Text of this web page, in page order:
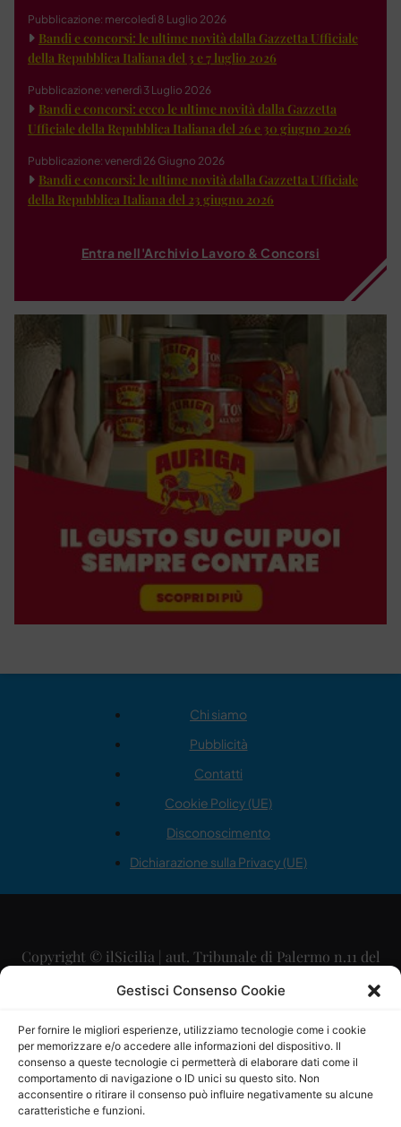
Gestisci Consenso Cookie
Per fornire le migliori esperienze, utilizziamo tecnologie come i cookie
per memorizzare e/o accedere alle informazioni del dispositivo. Il
consenso a queste tecnologie ci permetterà di elaborare dati come il
comportamento di navigazione o ID unici su questo sito. Non
acconsentire o ritirare il consenso può influire negativamente su alcune
caratteristiche e funzioni.
Pubblicazione: mercoledì 8 Luglio 2026
Bandi e concorsi: le ultime novità dalla Gazzetta Ufficiale
della Repubblica Italiana del 3 e 7 luglio 2026
Pubblicazione: venerdì 3 Luglio 2026
Bandi e concorsi: ecco le ultime novità dalla Gazzetta
Ufficiale della Repubblica Italiana del 26 e 30 giugno 2026
Pubblicazione: venerdì 26 Giugno 2026
Bandi e concorsi: le ultime novità dalla Gazzetta Ufficiale
della Repubblica Italiana del 23 giugno 2026
Entra nell'Archivio Lavoro & Concorsi
Chi siamo
Pubblicità
Contatti
Cookie Policy (UE)
Disconoscimento
Dichiarazione sulla Privacy (UE)
Copyright © ilSicilia | aut. Tribunale di Palermo n.11 del
29/09/2015
Direttore Editoriale: Maurizio Scaglione
Direttore Responsabile: Maria Calabrese